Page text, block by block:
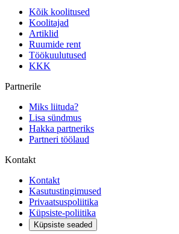
Kõik koolitused
Koolitajad
Artiklid
Ruumide rent
Töökuulutused
KKK
Partnerile
Miks liituda?
Lisa sündmus
Hakka partneriks
Partneri töölaud
Kontakt
Kontakt
Kasutustingimused
Privaatsuspoliitika
Küpsiste-poliitika
Küpsiste seaded